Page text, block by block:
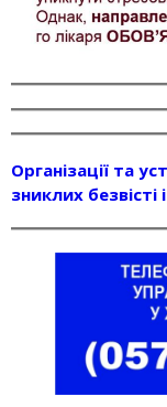
Організації та
зниклих